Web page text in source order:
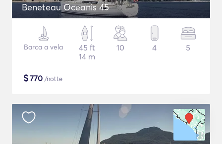
Beneteau Oceanis 45
Barca a vela
45 ft
14 m
10 4 5
$770 /notte